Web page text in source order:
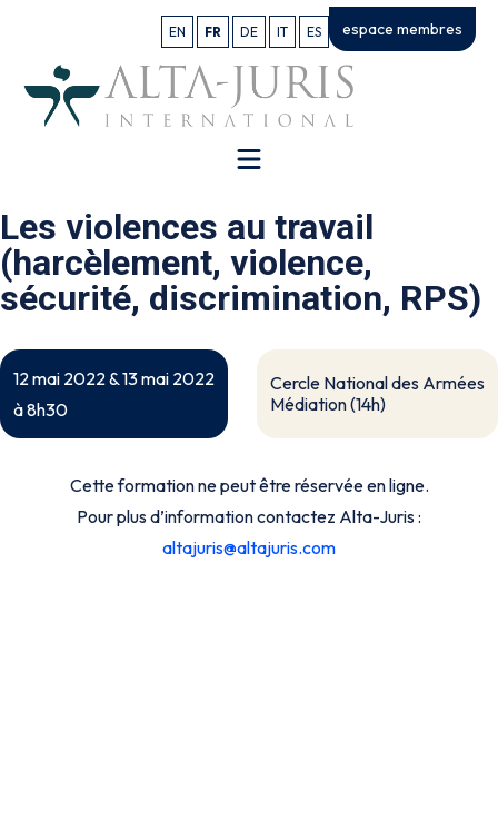
EN FR DE IT ES espace membres
Les violences au travail
(harcèlement, violence,
sécurité, discrimination, RPS)
12 mai 2022 & 13 mai 2022
à 8h30
Cercle National des Armées
Médiation (14h)
Cette formation ne peut être réservée en ligne.
Pour plus d’information contactez Alta-Juris :
altajuris@altajuris.com